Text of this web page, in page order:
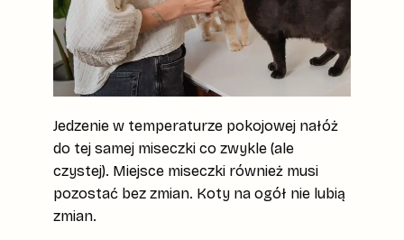
Jedzenie w temperaturze pokojowej nałóż
do tej samej miseczki co zwykle (ale
czystej). Miejsce miseczki również musi
pozostać bez zmian. Koty na ogół nie lubią
zmian.